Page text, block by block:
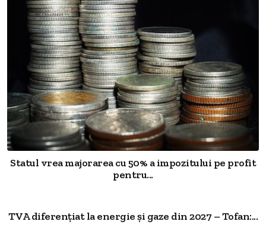
Statul vrea majorarea cu 50% a impozitului pe profit
pentru...
TVA diferențiat la energie și gaze din 2027 – Tofan:...